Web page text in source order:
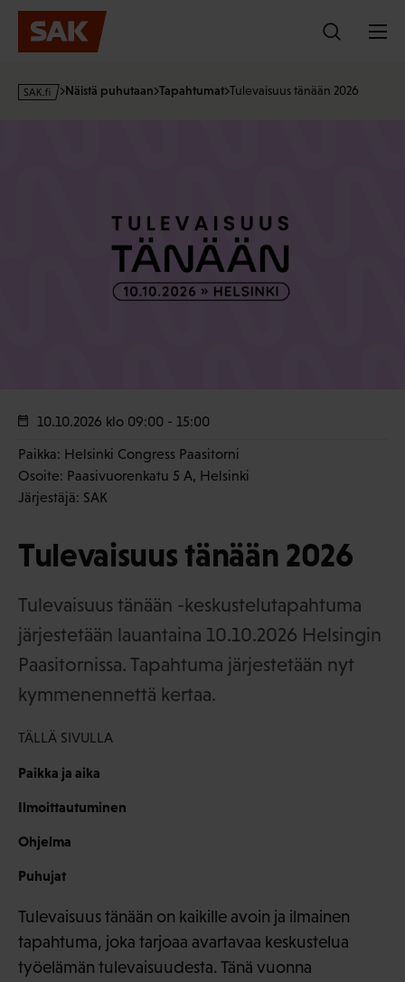
Hyppää
sisältöön
s
Näistä puhutaan Tapahtumat Tulevaisuus tänään 2026
10.10.2026 klo 09:00 - 15:00
Paikka: Helsinki Congress Paasitorni
Osoite: Paasivuorenkatu 5 A, Helsinki
Järjestäjä: SAK
Tulevaisuus tänään 2026
Tulevaisuus tänään -keskustelutapahtuma
järjestetään lauantaina 10.10.2026 Helsingin
Paasitornissa. Tapahtuma järjestetään nyt
kymmenennettä kertaa.
TÄLLÄ SIVULLA
Paikka ja aika
Ilmoittautuminen
Ohjelma
Puhujat
Tulevaisuus tänään on kaikille avoin ja ilmainen
tapahtuma, joka tarjoaa avartavaa keskustelua
työelämän tulevaisuudesta. Tänä vuonna